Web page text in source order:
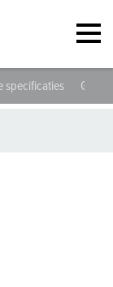
specificaties